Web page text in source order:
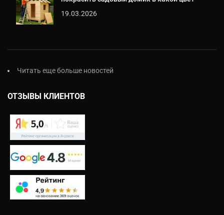
19.03.2026
Читать еще больше новостей
ОТЗЫВЫ КЛИЕНТОВ